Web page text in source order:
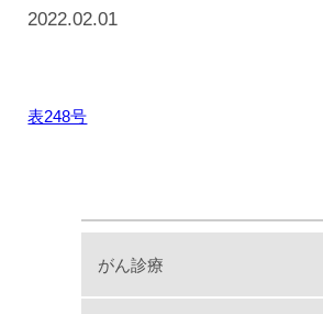
2022.02.01
表248号
がん診療